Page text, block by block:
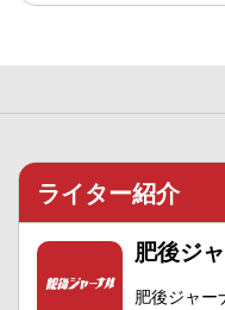
ライター紹介
肥後ジ
肥後ジャー